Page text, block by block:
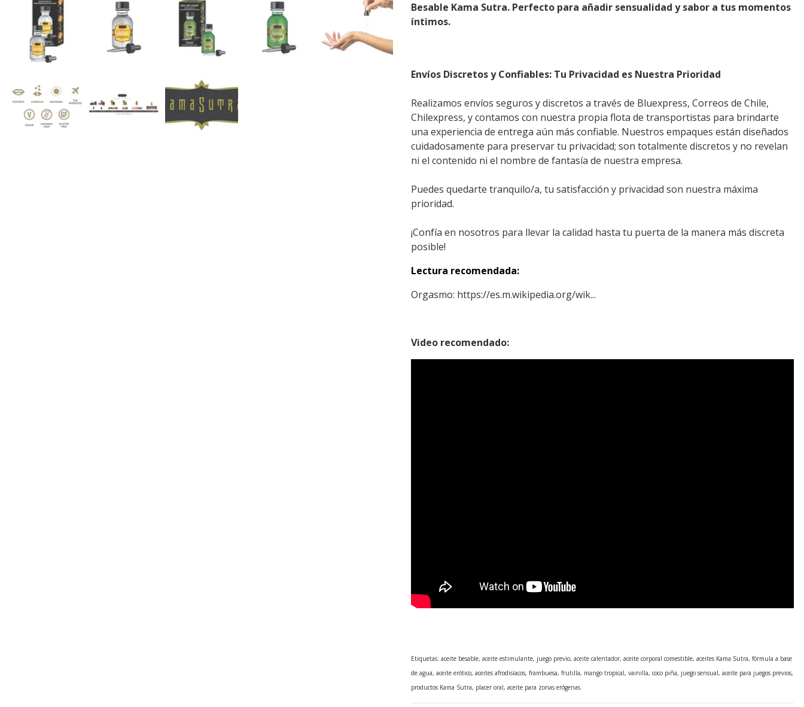
Besable Kama Sutra. Perfecto para añadir sensualidad y sabor a tus momentos
íntimos.
Envíos Discretos y Confiables: Tu Privacidad es Nuestra Prioridad
Realizamos envíos seguros y discretos a través de Bluexpress, Correos de Chile,
Chilexpress, y contamos con nuestra propia flota de transportistas para brindarte
una experiencia de entrega aún más confiable. Nuestros empaques están diseñados
cuidadosamente para preservar tu privacidad; son totalmente discretos y no revelan
ni el contenido ni el nombre de fantasía de nuestra empresa.
Puedes quedarte tranquilo/a, tu satisfacción y privacidad son nuestra máxima
prioridad.
¡Confía en nosotros para llevar la calidad hasta tu puerta de la manera más discreta
posible!
Lectura recomendada:
Orgasmo: https://es.m.wikipedia.org/wik...
Video recomendado:
Etiquetas: aceite besable, aceite estimulante, juego previo, aceite calentador, aceite corporal comestible, aceites Kama Sutra, fórmula a base
de agua, aceite erótico, aceites afrodisíacos, frambuesa, frutilla, mango tropical, vainilla, coco piña, juego sensual, aceite para juegos previos,
productos Kama Sutra, placer oral, aceite para zonas erógenas.